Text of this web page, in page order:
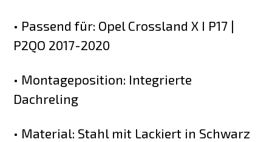
• Passend für: Opel Crossland X I P17 |
P2QO 2017-2020
• Montageposition: Integrierte
Dachreling
• Material: Stahl mit Lackiert in Schwarz